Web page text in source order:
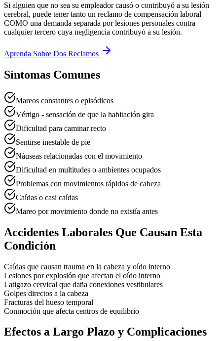
Si alguien que no sea su empleador causó o contribuyó a su lesión
cerebral, puede tener tanto un reclamo de compensación laboral
COMO una demanda separada por lesiones personales contra
cualquier tercero cuya negligencia contribuyó a su lesión.
Aprenda Sobre Dos Reclamos
Síntomas Comunes
Mareos constantes o episódicos
Vértigo - sensación de que la habitación gira
Dificultad para caminar recto
Sentirse inestable de pie
Náuseas relacionadas con el movimiento
Dificultad en multitudes o ambientes ocupados
Problemas con movimientos rápidos de cabeza
Caídas o casi caídas
Mareo por movimiento donde no existía antes
Accidentes Laborales Que Causan Esta
Condición
Caídas que causan trauma en la cabeza y oído interno
Lesiones por explosión que afectan el oído interno
Latigazo cervical que daña conexiones vestibulares
Golpes directos a la cabeza
Fracturas del hueso temporal
Conmoción que afecta centros de equilibrio
Efectos a Largo Plazo y Complicaciones